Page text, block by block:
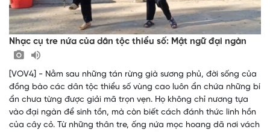
Nhạc cụ tre nứa của dân tộc thiểu số: Mật ngữ đại ngàn
[VOV4] - Nằm sau những tán rừng già sương phủ, đời sống của
đồng bào các dân tộc thiểu số vùng cao luôn ẩn chứa những bí
ẩn chưa từng được giải mã trọn vẹn. Họ không chỉ nương tựa
vào đại ngàn để sinh tồn, mà còn biết cách đánh thức linh hồn
của cây cỏ. Từ những thân tre, ống nứa mọc hoang dã nơi vách